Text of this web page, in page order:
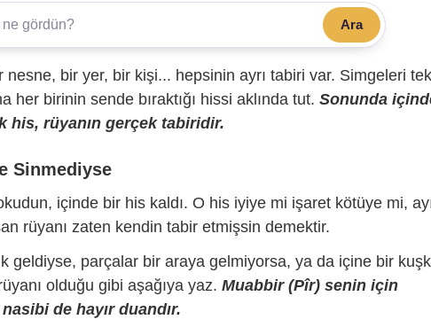
Ara
nesne, bir yer, bir kişi... hepsinin ayrı tabiri var. Simgeleri tek
her birinin sende bıraktığı hissi aklında tut. Sonunda
his, rüyanın gerçek tabiridir.
Sinmediyse
içinde bir his kaldı. O his iyiye mi işaret kötüye mi,
rüyanı zaten kendin tabir etmişsin demektir.
geldiyse, parçalar bir araya gelmiyorsa, ya da içine bir
olduğu gibi aşağıya yaz. Muabbir (Pîr) senin için
de hayır duandır.